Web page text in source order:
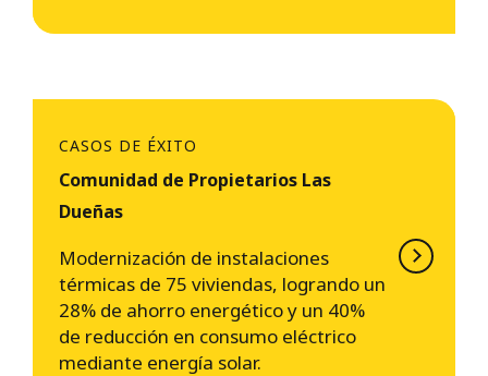
CASOS DE ÉXITO
Comunidad de Propietarios Las
Dueñas
Modernización de instalaciones
térmicas de 75 viviendas, logrando un
28% de ahorro energético y un 40%
de reducción en consumo eléctrico
mediante energía solar.